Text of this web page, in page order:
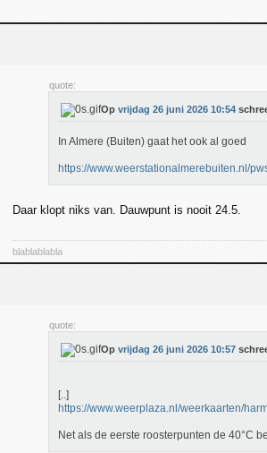
quote:
Op vrijdag 26 juni 2026 10:54
In Almere (Buiten) gaat het ook al goed
https://www.weerstationalmerebuiten.nl/
Daar klopt niks van. Dauwpunt is nooit 24.5.
blablablabla
quote:
Op vrijdag 26 juni 2026 10:57
[..]
https://www.weerplaza.nl/weerkaarten/
Net als de eerste roosterpunten de 40°C